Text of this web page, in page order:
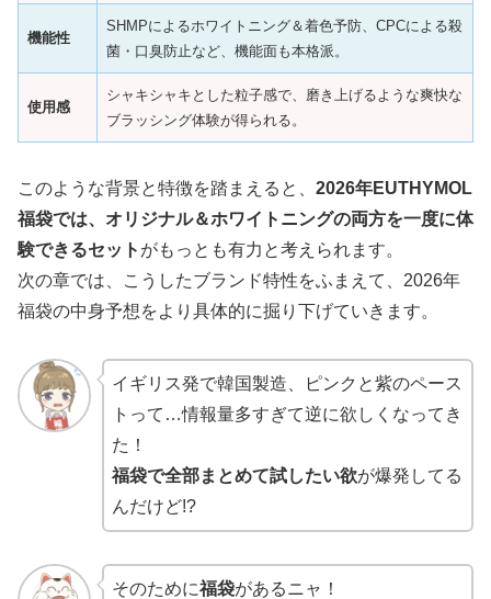
機能性
SHMPによるホワイトニング＆着色予防、CPCによる殺
菌・口臭防止など、機能面も本格派。
使用感
シャキシャキとした粒子感で、磨き上げるような爽快な
ブラッシング体験が得られる。
このような背景と特徴を踏まえると、 2026年EUTHYMOL
福袋では、オリジナル＆ホワイトニングの両方を一度に体
験できるセット がもっとも有力と考えられます。
次の章では、こうしたブランド特性をふまえて、2026年
福袋の中身予想をより具体的に掘り下げていきます。
イギリス発で韓国製造、ピンクと紫のペース
トって…情報量多すぎて逆に欲しくなってき
た！
福袋で全部まとめて試したい欲が爆発してる
んだけど!?
そのために福袋があるニャ！